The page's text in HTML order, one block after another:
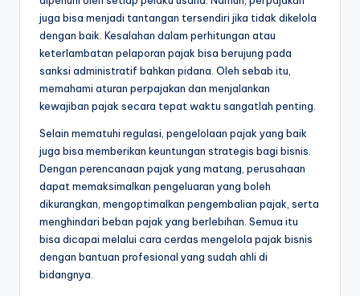
juga bisa menjadi tantangan tersendiri jika tidak dikelola
dengan baik. Kesalahan dalam perhitungan atau
keterlambatan pelaporan pajak bisa berujung pada
sanksi administratif bahkan pidana. Oleh sebab itu,
memahami aturan perpajakan dan menjalankan
kewajiban pajak secara tepat waktu sangatlah penting.
Selain mematuhi regulasi, pengelolaan pajak yang baik
juga bisa memberikan keuntungan strategis bagi bisnis.
Dengan perencanaan pajak yang matang, perusahaan
dapat memaksimalkan pengeluaran yang boleh
dikurangkan, mengoptimalkan pengembalian pajak, serta
menghindari beban pajak yang berlebihan. Semua itu
bisa dicapai melalui cara cerdas mengelola pajak bisnis
dengan bantuan profesional yang sudah ahli di
bidangnya.